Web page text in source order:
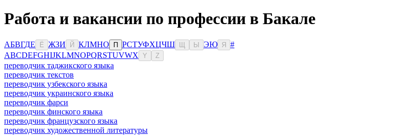
Работа и вакансии по профессии в Бакале
АБВГДЕ Ё ЖЗИ Й КЛМНО П РСТУФХЦЧШ Ы ЭЮ Я
#
ABCDEFGHIJKLMNOPQRSTUVWX Y Z
переводчик таджикского языка
переводчик текстов
переводчик узбекского языка
переводчик украинского языка
переводчик фарси
переводчик финского языка
переводчик французского языка
переводчик художественной литературы